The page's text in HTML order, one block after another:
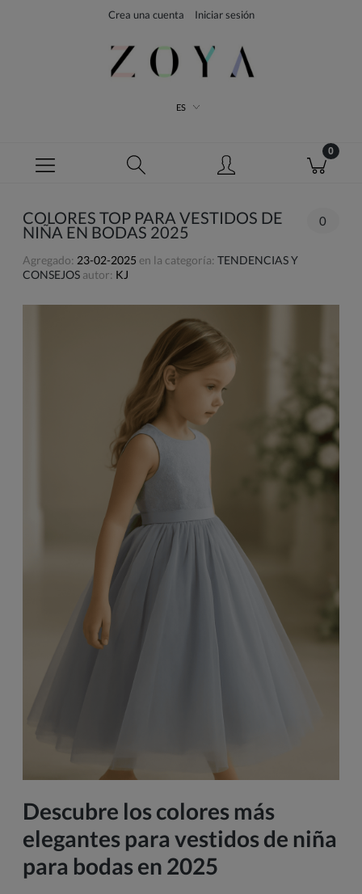
Crea una cuenta Iniciar sesión
ES
COLORES TOP PARA VESTIDOS DE
NIÑA EN BODAS 2025
0
Agregado: 23-02-2025 en la categoría: TENDENCIAS Y
CONSEJOS autor: KJ
Descubre los colores más
elegantes para vestidos de niña
para bodas en 2025